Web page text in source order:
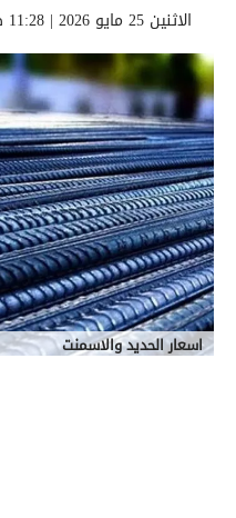
الاثنين 25 مايو 2026 | 11:28 صباحاً
اسعار الحديد والاسمنت